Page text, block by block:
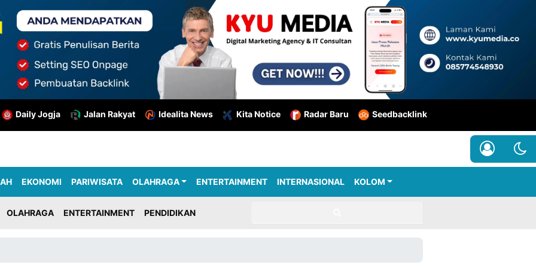
Daily Jogja Jalan Rakyat Idealita News Kita Notice Radar Baru Seedbacklink
EKONOMI PARIWISATA OLAHRAGA ENTERTAINMENT INTERNASIONAL KOLOM
OLAHRAGA ENTERTAINMENT PENDIDIKAN